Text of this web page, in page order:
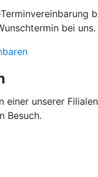
bei uns.
einer unserer
Besuch.